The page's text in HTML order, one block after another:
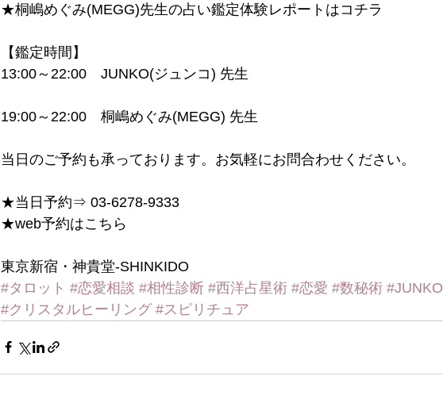
★桐嶋めぐみ(MEGG)先生の占い鑑定体験レポートはコチラ
【鑑定時間】
13:00～22:00　JUNKO(ジュンコ) 先生
19:00～22:00　桐嶋めぐみ(MEGG) 先生
当日のご予約も承っております。お気軽にお問合わせください。
★当日予約⇒ 03-6278-9333
★web予約はこちら
東京新宿・神貴堂-SHINKIDO
#タロット #恋愛相談 #相性診断 #西洋占星術 #恋愛 #数秘術 #JUNKO
#クリスタルヒーリング #スピリチュア